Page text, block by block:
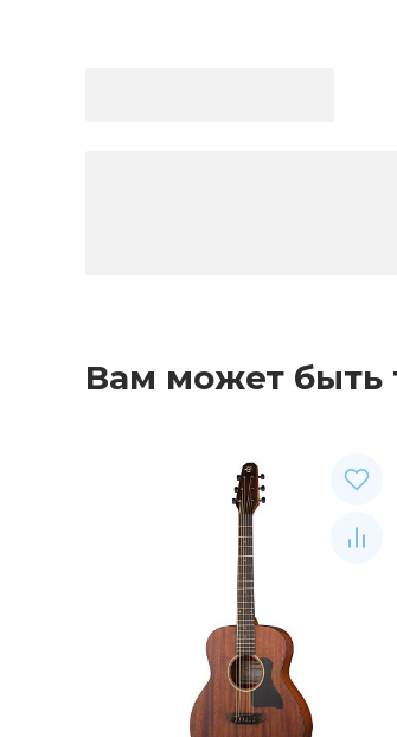
Вам может быть